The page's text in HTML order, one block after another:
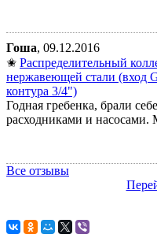
Гоша, 09.12.2016
✬ Распределительный
нержавеющей стали (вход
контура 3/4")
Годная гребенка, брали
расходниками и
Все отзывы